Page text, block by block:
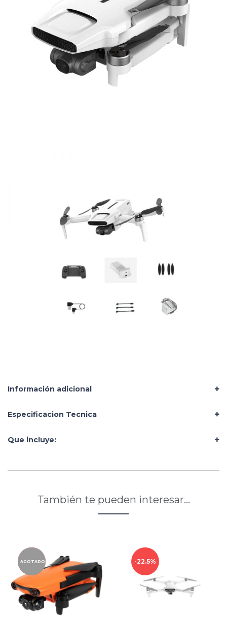
Información adicional
Especificacion Tecnica
Que incluye:
También te pueden interesar…
10%
AGOTADO 22.5%